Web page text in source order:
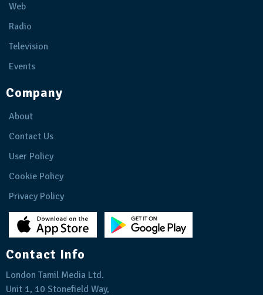
Web
Radio
Television
Events
Company
About
Contact Us
User Policy
Cookie Policy
Privacy Policy
Contact Info
London Tamil Media Ltd.
Unit 1, 10 Stonefield Way,